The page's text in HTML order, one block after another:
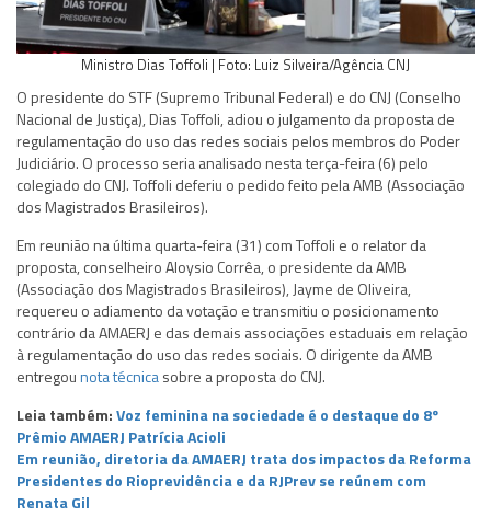
Ministro Dias Toffoli | Foto: Luiz Silveira/Agência CNJ
O presidente do STF (Supremo Tribunal Federal) e do CNJ (Conselho
Nacional de Justiça), Dias Toffoli, adiou o julgamento da proposta de
regulamentação do uso das redes sociais pelos membros do Poder
Judiciário. O processo seria analisado nesta terça-feira (6) pelo
colegiado do CNJ. Toffoli deferiu o pedido feito pela AMB (Associação
dos Magistrados Brasileiros).
Em reunião na última quarta-feira (31) com Toffoli e o relator da
proposta, conselheiro Aloysio Corrêa, o presidente da AMB
(Associação dos Magistrados Brasileiros), Jayme de Oliveira,
requereu o adiamento da votação e transmitiu o posicionamento
contrário da AMAERJ e das demais associações estaduais em relação
à regulamentação do uso das redes sociais. O dirigente da AMB
entregounota técnicasobre a proposta do CNJ.
Leia também:Voz feminina na sociedade é o destaque do 8º
Prêmio AMAERJ Patrícia Acioli
Em reunião, diretoria da AMAERJ trata dos impactos da Reforma
Presidentes do Rioprevidência e da RJPrev se reúnem com
Renata Gil